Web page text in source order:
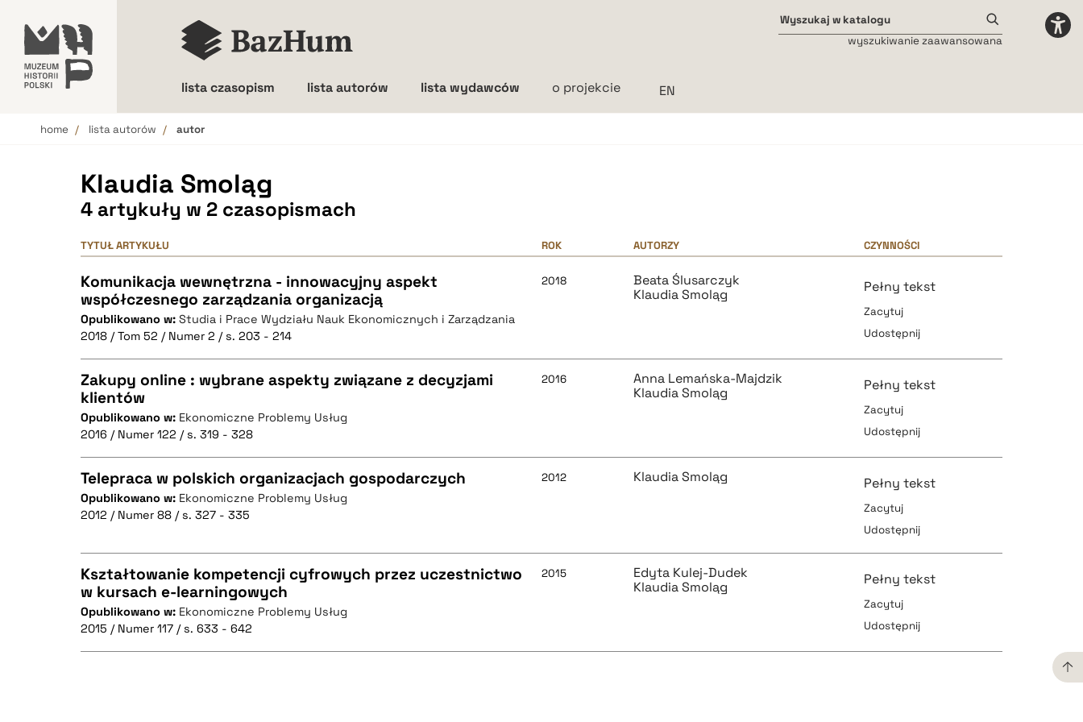
lista czasopism lista autorów lista wydawców o projekcie
wyszukiwanie zaawansowana
home lista autorów autor
Klaudia Smoląg
4 artykuły w 2 czasopismach
TYTUŁ ARTYKUŁU ROK AUTORZY CZYNNOŚCI
Komunikacja wewnętrzna - innowacyjny aspekt
współczesnego zarządzania organizacją
Opublikowano w: Studia i Prace Wydziału Nauk Ekonomicznych i Zarządzania
2018 / Tom 52 / Numer 2 / s. 203 - 214
2018
Beata Ślusarczyk
Klaudia Smoląg
Pełny tekst
Zacytuj
Udostępnij
CZYSTY TEKST
pobierz cytat
BIBTEX
Zakupy online : wybrane aspekty związane z decyzjami
klientów
Opublikowano w: Ekonomiczne Problemy Usług
2016 / Numer 122 / s. 319 - 328
2016
Anna Lemańska-Majdzik
Klaudia Smoląg
Pełny tekst
Zacytuj
Udostępnij
CZYSTY TEKST
pobierz cytat
BIBTEX
Telepraca w polskich organizacjach gospodarczych
Opublikowano w: Ekonomiczne Problemy Usług
2012 / Numer 88 / s. 327 - 335
2012 Klaudia Smoląg Pełny tekst
Zacytuj
Udostępnij
CZYSTY TEKST
pobierz cytat
Kształtowanie kompetencji cyfrowych przez uczestnictwo
w kursach e-learningowych
Opublikowano w: Ekonomiczne Problemy Usług
2015 / Numer 117 / s. 633 - 642
2015
Edyta Kulej-Dudek
Klaudia Smoląg
Pełny tekst
Zacytuj
Udostępnij